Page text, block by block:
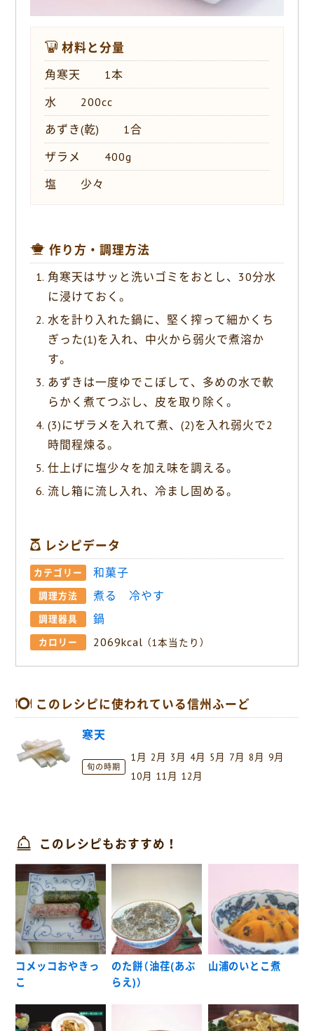
材料と分量
角寒天 1本
水 200cc
あずき(乾) 1合
ザラメ 400g
塩 少々
作り方・調理方法
角寒天はサッと洗いゴミをおとし、30分水
に浸けておく。
水を計り入れた鍋に、堅く搾って細かくち
ぎった(1)を入れ、中火から弱火で煮溶か
す。
あずきは一度ゆでこぼして、多めの水で軟
らかく煮てつぶし、皮を取り除く。
(3)にザラメを入れて煮、(2)を入れ弱火で2
時間程煉る。
仕上げに塩少々を加え味を調える。
流し箱に流し入れ、冷まし固める。
レシピデータ
カテゴリー 和菓子
調理方法 煮る 冷やす
調理器具 鍋
カロリー 2069kcal （1本当たり）
このレシピに使われている信州ふーど
寒天
旬の時期
1月 2月 3月 4月 5月 7月 8月
9月
10月 11月 12月
このレシピもおすすめ！
コメッコおやきっ
こ
のた餅（油荏(あぶ
らえ)）
山浦のいとこ煮